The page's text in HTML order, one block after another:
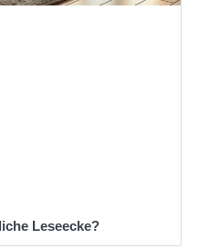
Leseecke?